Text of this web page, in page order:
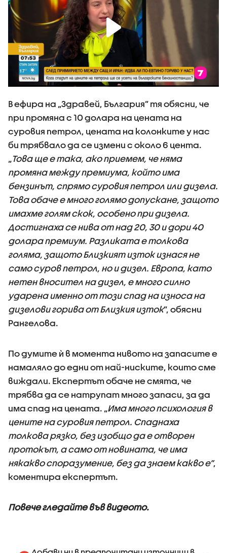
В ефира на „Здравей, България” тя обясни, че
при промяна с 10 долара на цената на
суровия петрол, цената на колонките у нас
би трябвало да се измени с около 6 цента.
„Това ще е така, ако приемем, че няма
промяна между премиума, който има
бензинът, спрямо суровия петрол или дизела.
Това обаче е много голямо допускане, защото
имахме голям скок, особено при дизела.
Достигнаха се нива от над 20, 30 и дори 40
долара премиум. Разликата е толкова
голяма, защото Близкият изток изнася не
само суров петрол, но и дизел. Европа, като
нетен вносител на дизел, е много силно
ударена именно от този спад на износа на
дизелови горива от Близкия изток”, обясни
Рангелова.
По думите ѝ в момента нивото на запасите е
намаляло до едни от най-ниските, които сме
виждали. Експертът обаче не смята, че
трябва да се натрупат много запаси, за да
има спад на цената. „Има много психология в
цените на суровия петрол. Спаднаха
толкова рязко, без изобщо да е отворен
протокът, а само от новината, че има
някакво споразумение, без да знаем какво е”,
коментира експертът.
Повече гледайте във видеото.